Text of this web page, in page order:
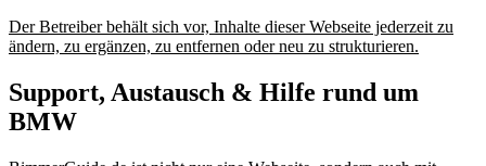
Der Betreiber behält sich vor, Inhalte dieser Webseite jederzeit zu
ändern, zu ergänzen, zu entfernen oder neu zu strukturieren.
Support, Austausch & Hilfe rund um
BMW